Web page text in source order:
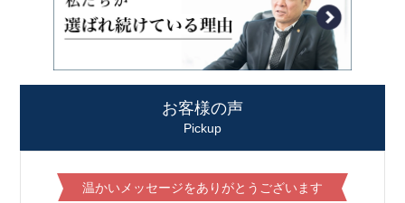
お客様の声
Pickup
温かいメッセージをありがとうございます